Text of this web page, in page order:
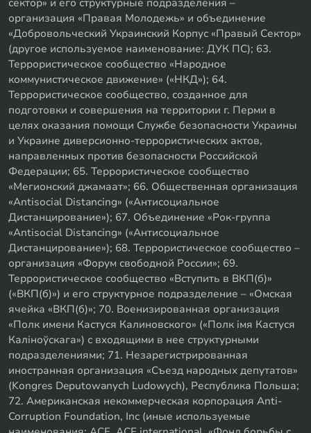
организация «Правая Молодежь» и объединение
«Добровольческий Украинский Корпус «Правый Сектор»
(другое используемое наименование: ДУК ПС); 63.
Террористическое сообщество «Народное
коммунистическое движение» («НКД»); 64.
Террористическое сообщество, созданное для
подготовки и совершения на территории г. Перми в
целях оказания помощи Службе безопасности Украины
и Украине диверсионно-террористических актов,
направленных против безопасности Российской
Федерации; 65. Террористическое сообщество
«Мегионский джамаат»; 66. Общественная организация
«Antisocial Distancing» («Антисоциальное
Дистанцирование»); 67. Объединение «Рок-группа
«Antisocial Distancing» («Антисоциальное
Дистанцирование»); 68. Террористическое сообщество –
организация «Форум свободной России»; 69.
Террористическое сообщество «Вступить в ВКП(б)»
(«ВКП(б)») и его структурное подразделение – «Омская
ячейка «ВКП(б)»; 70. Военизированная организация
«Полк имени Кастуся Калиновского» («Полк iмя Кастуся
Калiноўскага») с входящими в нее структурными
подразделениями; 71. Незарегистрированная
иностранная организация «Съезд народных депутатов»
(Kongres Deputowanych Ludowych), Республика Польша;
72. Американская некоммерческая корпорация Anti-
Corruption Foundation, Inc (иные используемые